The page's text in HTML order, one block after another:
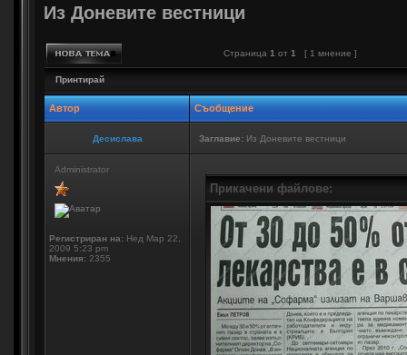
Из Доневите вестници
Страница 1 от 1 [ 1 мнение ]
Принтирай
Автор Съобщение
Десислава Заглавие: Из Доневите вестници
Administrator
Регистриран на: Нед Мар 22,
2009 5:23 pm
Мнения: 2355
Прикачени файлове: